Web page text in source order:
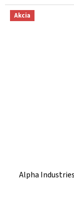
Akcia
Alpha